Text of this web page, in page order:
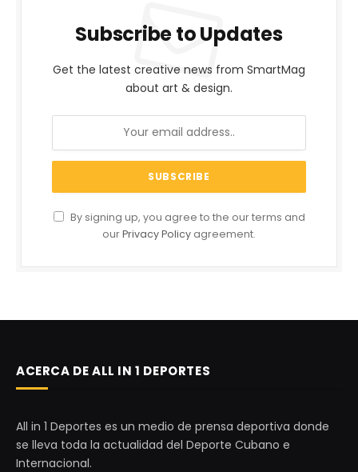
Subscribe to Updates
Get the latest creative news from SmartMag
about art & design.
By signing up, you agree to the our terms and
ourPrivacy Policy agreement.
ACERCA DE ALL IN 1 DEPORTES
All in 1 Deportes es un medio de prensa deportiva donde
se lleva toda la actualidad del Deporte Cubano e
Internacional.